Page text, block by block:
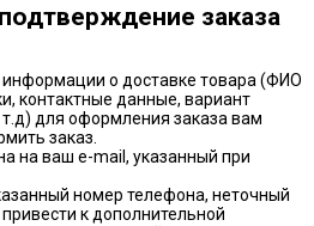
заказа
о доставке товара (ФИО
контактные данные, вариант
для оформления заказа вам
заказ.
на ваш e-mail, указанный при
номер телефона, неточный
к дополнительной